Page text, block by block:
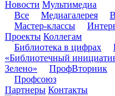
Новости Мультимедиа
Все
Медиагалерея
Мастер-классы
Проекты Коллегам
Библиотека в цифрах
«Библиотечный
Зелено»
ПрофВторник
Профсоюз
Партнеры Контакты